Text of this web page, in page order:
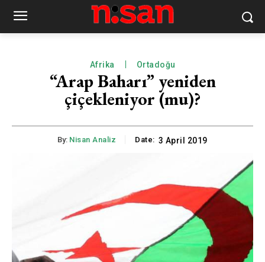
Afrika Ortadoğu
“Arap Baharı” yeniden
çiçekleniyor (mu)?
By: Nisan Analiz Date: 3 April 2019